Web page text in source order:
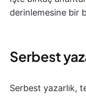
derinlemesine bir
Serbest
Serbest yazarlık,